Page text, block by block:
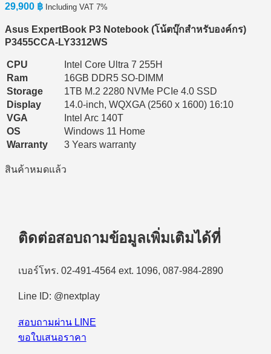
29,900 ฿ Including VAT 7%
Asus ExpertBook P3 Notebook (โน้ตบุ๊กสำหรับองค์กร)
P3455CCA-LY3312WS
CPU
Intel Core Ultra 7 255H
Ram
16GB DDR5 SO-DIMM
Storage
1TB M.2 2280 NVMe PCIe 4.0 SSD
Display
14.0-inch, WQXGA (2560 x 1600) 16:10
VGA
Intel Arc 140T
OS
Windows 11 Home
Warranty
3 Years warranty
สินค้าหมดแล้ว
ติดต่อสอบถามข้อมูลเพิ่มเติมได้ที่
เบอร์โทร. 02-491-4564 ext. 1096, 087-984-2890
Line ID: @nextplay
สอบถามผ่าน LINE
ขอใบเสนอราคา